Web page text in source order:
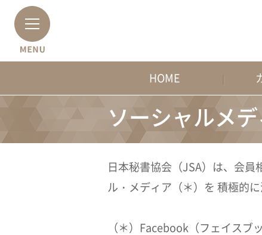
HOME
ソーシャルメ
日本秘書協会（JSA）は、会
ル・メディア（＊）を 積極的
（＊）Facebook（フェイス